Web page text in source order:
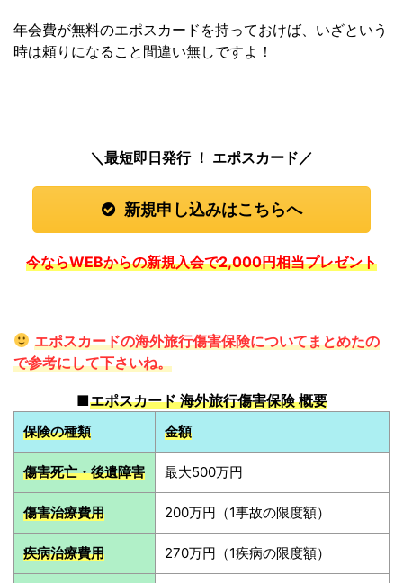
年会費が無料のエポスカードを持っておけば、いざという
時は頼りになること間違い無しですよ！
＼最短即日発行 ！ エポスカード／
新規申し込みはこちらへ
今ならWEBからの新規入会で2,000円相当プレゼント
エポスカードの海外旅行傷害保険についてまとめたの
で参考にして下さいね。
■エポスカード 海外旅行傷害保険 概要
保険の種類 金額
傷害死亡・後遺障害 最大500万円
傷害治療費用 200万円（1事故の限度額）
疾病治療費用 270万円（1疾病の限度額）